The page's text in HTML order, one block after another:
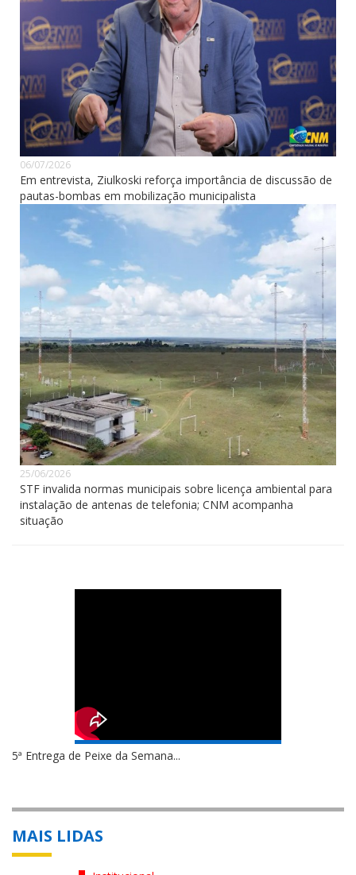
06/07/2026
Em entrevista, Ziulkoski reforça importância de discussão de
pautas-bombas em mobilização municipalista
25/06/2026
STF invalida normas municipais sobre licença ambiental para
instalação de antenas de telefonia; CNM acompanha
situação
5ª Entrega de Peixe da Semana...
MAIS LIDAS